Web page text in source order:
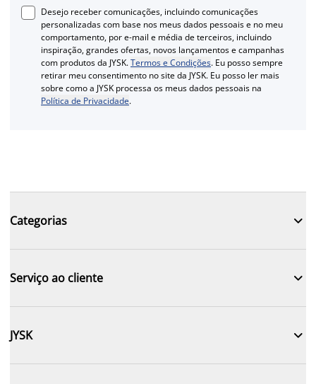
Desejo receber comunicações, incluindo comunicações
personalizadas com base nos meus dados pessoais e no meu
comportamento, por e-mail e média de terceiros, incluindo
inspiração, grandes ofertas, novos lançamentos e campanhas
com produtos da JYSK.Termos e Condições. Eu posso sempre
retirar meu consentimento no site da JYSK. Eu posso ler mais
sobre como a JYSK processa os meus dados pessoais na
Política de Privacidade.
Categorias 
Serviço ao cliente 
JYSK 